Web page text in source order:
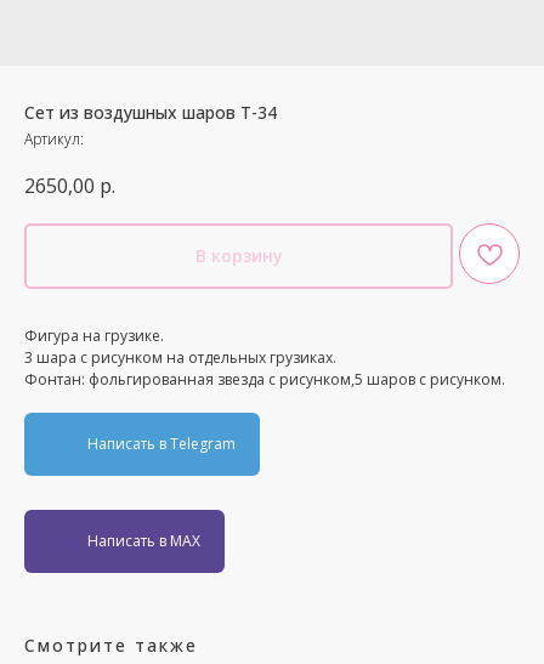
Сет из воздушных шаров Т-34
Артикул:
2650,00 р.
В корзину
Фигура на грузике.
3 шара с рисунком на отдельных грузиках.
Фонтан: фольгированная звезда с рисунком,5 шаров с рисунком.
Написать в Telegram
Написать в MAX
Смотрите также